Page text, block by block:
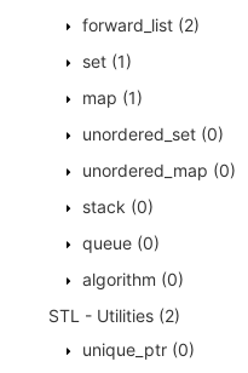
forward_list (2)
set (1)
map (1)
unordered_set (0)
unordered_map (0)
stack (0)
queue (0)
algorithm (0)
STL - Utilities (2)
unique_ptr (0)